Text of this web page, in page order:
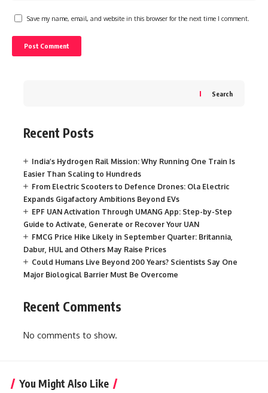
Save my name, email, and website in this browser for the next time I comment.
Search
Recent Posts
India’s Hydrogen Rail Mission: Why Running One Train Is
Easier Than Scaling to Hundreds
From Electric Scooters to Defence Drones: Ola Electric
Expands Gigafactory Ambitions Beyond EVs
EPF UAN Activation Through UMANG App: Step-by-Step
Guide to Activate, Generate or Recover Your UAN
FMCG Price Hike Likely in September Quarter: Britannia,
Dabur, HUL and Others May Raise Prices
Could Humans Live Beyond 200 Years? Scientists Say One
Major Biological Barrier Must Be Overcome
Recent Comments
No comments to show.
You Might Also Like